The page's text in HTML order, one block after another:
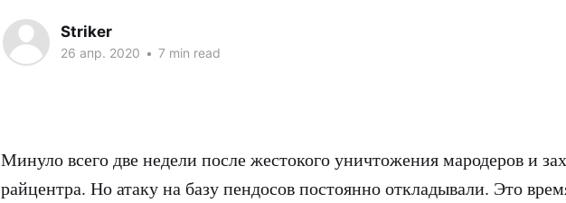
Striker
26 апр. 2020 • 7 min read
Минуло всего две недели после жестокого уничтожения мародеров и
райцентра. Но атаку на базу пендосов постоянно откладывали. Это